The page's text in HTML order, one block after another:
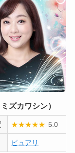
ズカワシン）
★★★★★ 5.0
ピュアリ